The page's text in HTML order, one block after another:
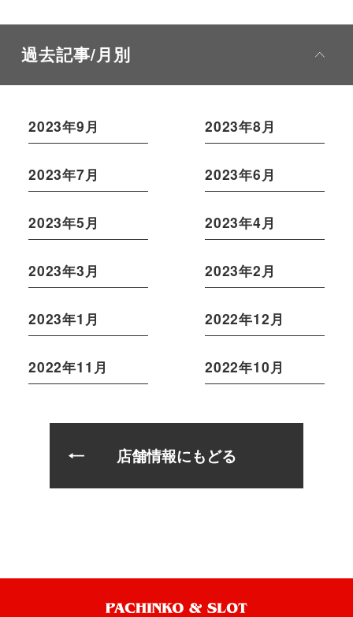
過去記事/月別
2023年9月 2023年8月
2023年7月 2023年6月
2023年5月 2023年4月
2023年3月 2023年2月
2023年1月 2022年12月
2022年11月 2022年10月
店舗情報にもどる